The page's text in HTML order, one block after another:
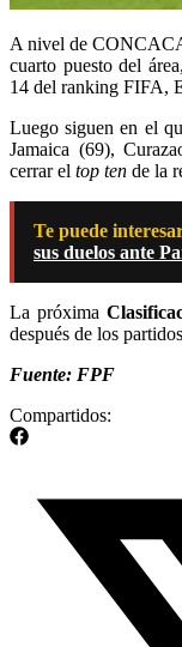
A nivel de
cuarto puesto del
14 del ranking FIFA,
Luego siguen en el
Jamaica (69),
cerrar el top ten de la
Te puede
sus duelos ante
La próxima
después de los
Fuente: FPF
Compartidos: